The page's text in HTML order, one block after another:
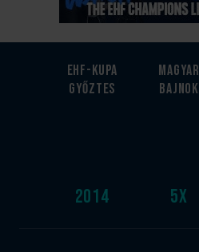
EHF-Kupa
győztes
2014
Magyar
bajnok
5x